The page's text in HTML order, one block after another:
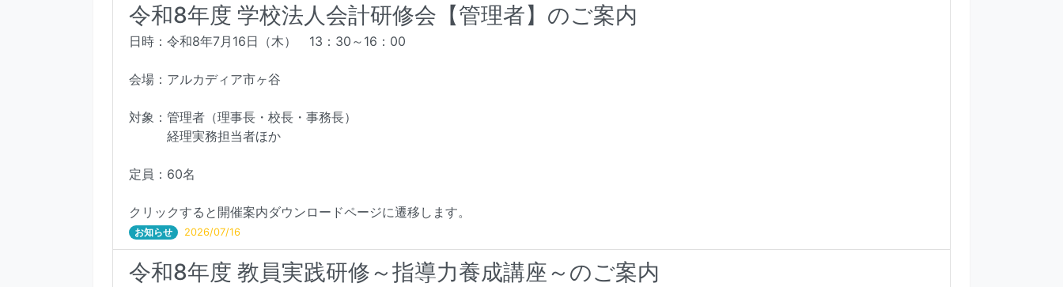
令和8年度 学校法人会計研修会【管理者】のご案内
日時：令和8年7月16日（木） 13：30～16：00
会場：アルカディア市ヶ谷
対象：管理者（理事長・校長・事務長）
経理実務担当者ほか
定員：60名
クリックすると開催案内ダウンロードページに遷移します。
お知らせ 2026/07/16
令和8年度 教員実践研修～指導力養成講座～のご案内